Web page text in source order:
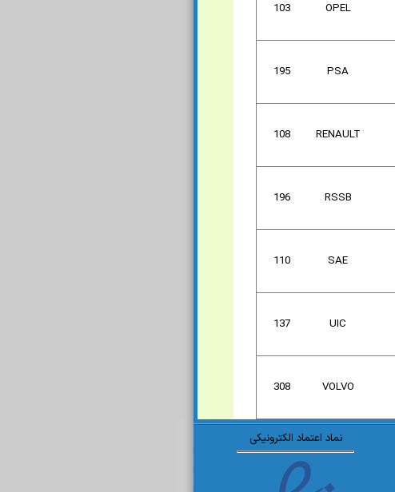
103 OPEL
195 PSA
108 RENAULT
196 RSSB
110 SAE
137 UIC
308 VOLVO
نماد اعتماد الکترونیکی